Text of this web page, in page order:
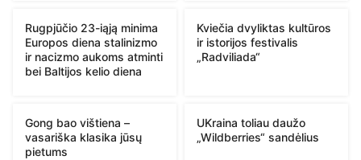
Rugpjūčio 23-iąją minima
Europos diena stalinizmo
ir nacizmo aukoms atminti
bei Baltijos kelio diena
Kviečia dvyliktas kultūros
ir istorijos festivalis
„Radviliada“
Gong bao vištiena –
vasariška klasika jūsų
pietums
UKraina toliau daužo
„Wildberries“ sandėlius